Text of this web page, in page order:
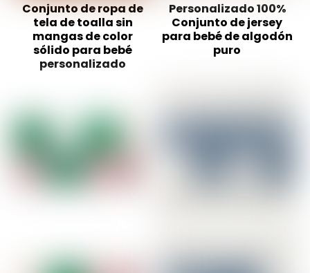
Conjunto de ropa de
tela de toalla sin
mangas de color
sólido para bebé
personalizado
Personalizado 100%
Conjunto de jersey
para bebé de algodón
puro